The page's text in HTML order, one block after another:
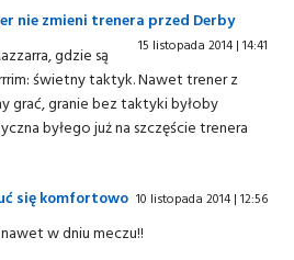
nie zmieni trenera przed Derby
15 listopada 2014 | 14:41
gdzie są
świetny taktyk. Nawet trener z
grać, granie bez taktyki byłoby
byłego już na szczęście trenera
się komfortowo 10 listopada 2014 | 12:56
w dniu meczu!!